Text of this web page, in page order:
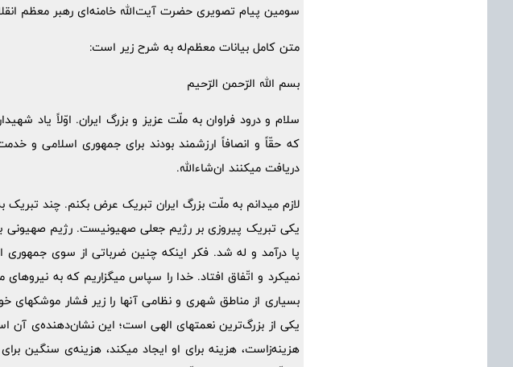
سومین پیام تصویری حضرت آیت‌الله خامنه‌ای رهبر معظم
متن کامل بیانات معظم‌له به شرح زیر است:
بسم الله الرّحمن الرّحیم
سلام و درود فراوان به ملّت عزیز و بزرگ ایران. اوّلاً یاد
که حقّاً و انصافاً ارزشمند بودند برای جمهوری اسلامی و
دریافت میکنند ان‌شاءالله.
لازم میدانم به ملّت بزرگ ایران تبریک عرض بکنم. چند
یکی تبریک پیروزی بر رژیم جعلی صهیونیست. رژیم صهیونی
پا درآمد و له شد. فکر اینکه چنین ضرباتی از سوی
نمیکرد و اتّفاق افتاد. خدا را سپاس میگزاریم که به
بسیاری از مناطق شهری و نظامی آنها را زیر فشار
یکی از بزرگ‌ترین نعمتهای الهی است؛ این نشان‌دهنده‌ی
هزینه‌زاست، هزینه برای او ایجاد میکند، هزینه‌ی سنگین